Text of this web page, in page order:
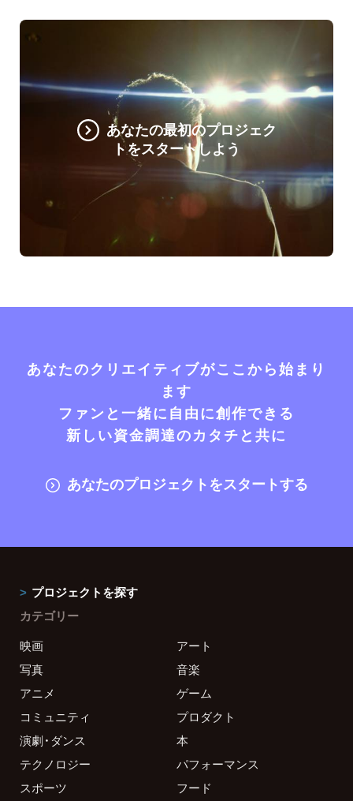
あなたの最初のプロジェク
トをスタートしよう
あなたのクリエイティブがここから始まり
ます
ファンと一緒に自由に創作できる
新しい資金調達のカタチと共に
あなたのプロジェクトをスタートする
プロジェクトを探す
カテゴリー
映画
アート
写真
音楽
アニメ
ゲーム
コミュニティ
プロダクト
演劇・ダンス
本
テクノロジー
パフォーマンス
スポーツ
フード